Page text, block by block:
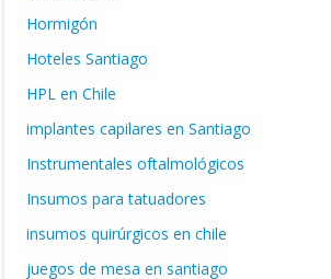
Hormigón
Hoteles Santiago
HPL en Chile
implantes capilares en Santiago
Instrumentales oftalmológicos
Insumos para tatuadores
insumos quirúrgicos en chile
juegos de mesa en santiago